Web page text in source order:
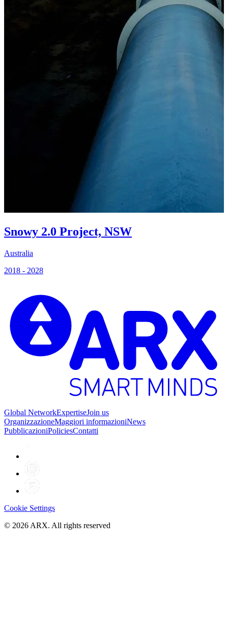
Snowy 2.0 Project, NSW
Australia
2018 - 2028
Global NetworkExpertiseJoin us
OrganizzazioneMaggiori informazioniNews
PubblicazioniPoliciesContatti
Cookie Settings
© 2026 ARX. All rights reserved